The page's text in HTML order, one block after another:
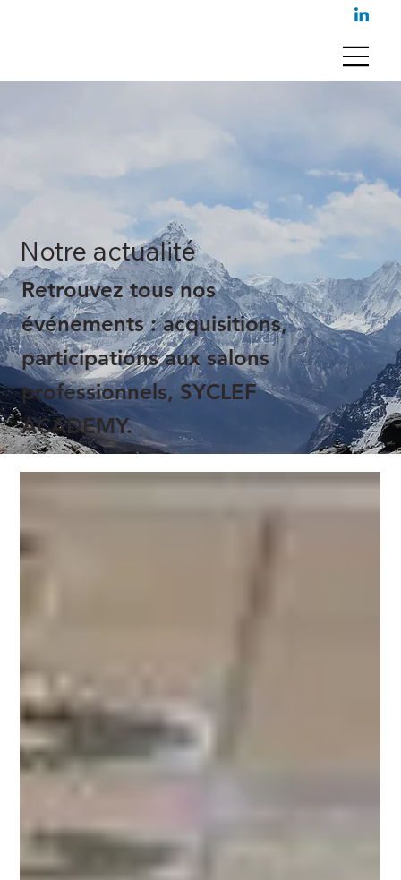
Notre actualité
Retrouvez tous nos
événements : acquisitions,
participations aux salons
professionnels, SYCLEF
ACADEMY.